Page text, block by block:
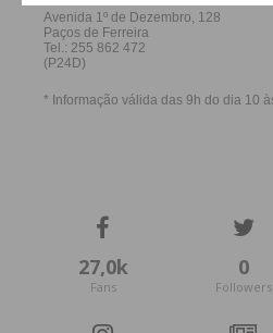
27,0k
Fans
0
Followers